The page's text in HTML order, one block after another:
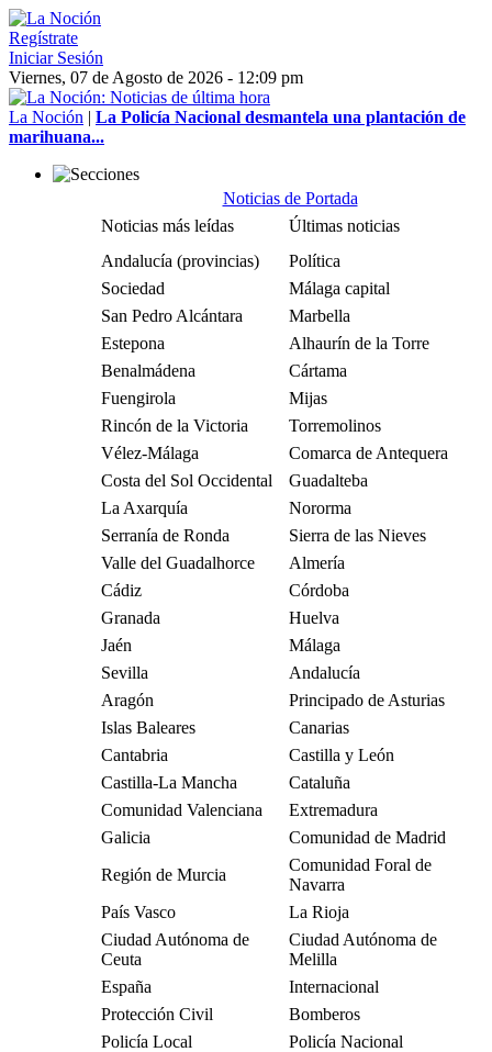
Regístrate
Iniciar Sesión
Viernes, 07 de Agosto de 2026 - 12:09 pm
La Noción | La Policía Nacional desmantela una plantación de
marihuana...
Noticias de Portada
Noticias más leídas
Últimas noticias
Andalucía (provincias)
Política
Sociedad
Málaga capital
San Pedro Alcántara
Marbella
Estepona
Alhaurín de la Torre
Benalmádena
Cártama
Fuengirola
Mijas
Rincón de la Victoria
Torremolinos
Vélez-Málaga
Comarca de Antequera
Costa del Sol Occidental
Guadalteba
La Axarquía
Nororma
Serranía de Ronda
Sierra de las Nieves
Valle del Guadalhorce
Almería
Cádiz
Córdoba
Granada
Huelva
Jaén
Málaga
Sevilla
Andalucía
Aragón
Principado de Asturias
Islas Baleares
Canarias
Cantabria
Castilla y León
Castilla-La Mancha
Cataluña
Comunidad Valenciana
Extremadura
Galicia
Comunidad de Madrid
Región de Murcia
Comunidad Foral de
Navarra
País Vasco
La Rioja
Ciudad Autónoma de
Ceuta
Ciudad Autónoma de
Melilla
España
Internacional
Protección Civil
Bomberos
Policía Local
Policía Nacional